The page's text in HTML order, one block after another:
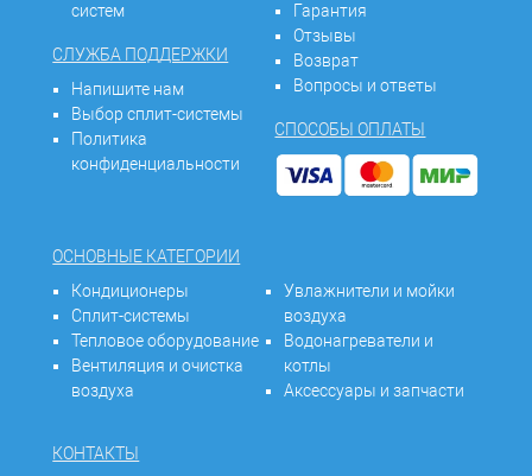
систем
СЛУЖБА ПОДДЕРЖКИ
Напишите нам
Выбор сплит-системы
Политика
конфиденциальности
Гарантия
Отзывы
Возврат
Вопросы и ответы
СПОСОБЫ ОПЛАТЫ
ОСНОВНЫЕ КАТЕГОРИИ
Кондиционеры
Сплит-системы
Тепловое оборудование
Вентиляция и очистка
воздуха
Увлажнители и мойки
воздуха
Водонагреватели и
котлы
Аксессуары и запчасти
КОНТАКТЫ